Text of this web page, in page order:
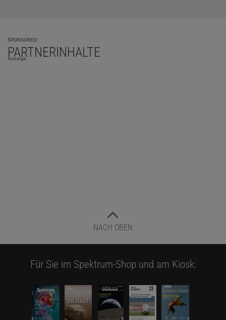
SPONSORED
PARTNERINHALTE
Anzeige
NACH OBEN
Für Sie im Spektrum-Shop und am Kiosk: